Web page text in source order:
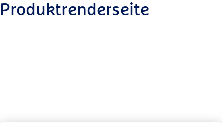
Produktrenderseite